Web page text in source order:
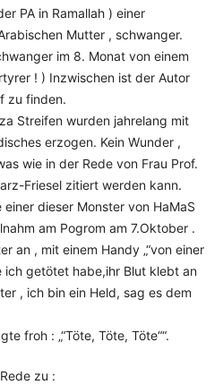
PA in Ramallah ) einer
Mutter , schwanger.
im 8. Monat von einem
! ) Inzwischen ist der Autor
zu finden.
Streifen wurden jahrelang mit
erzogen. Kein Wunder ,
wie in der Rede von Frau Prof.
Friesel zitiert werden kann.
einer dieser Monster von HaMaS
am Pogrom am 7.Oktober .
an , mit einem Handy „“von einer
ich getötet habe,ihr Blut klebt an
, ich bin ein Held, sag es dem
froh : „“Töte, Töte, Töte““.
zu :